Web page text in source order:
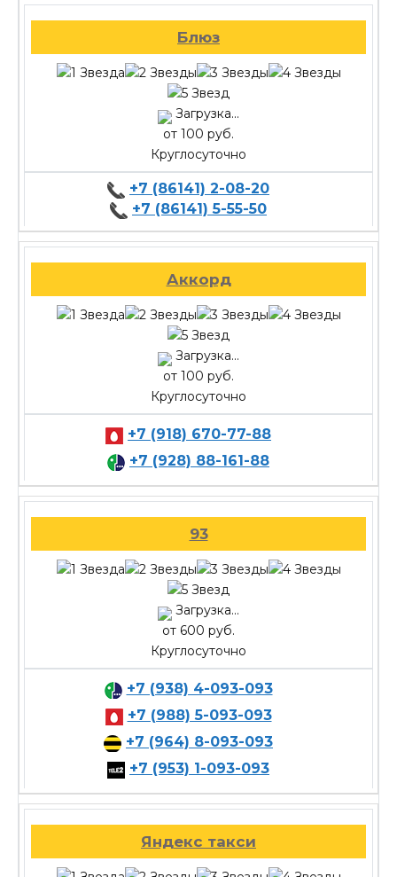
Блюз
Загрузка...
от 100 руб.
Круглосуточно
+7 (86141) 2-08-20
+7 (86141) 5-55-50
Аккорд
Загрузка...
от 100 руб.
Круглосуточно
+7 (918) 670-77-88
+7 (928) 88-161-88
93
Загрузка...
от 600 руб.
Круглосуточно
+7 (938) 4-093-093
+7 (988) 5-093-093
+7 (964) 8-093-093
+7 (953) 1-093-093
Яндекс такси